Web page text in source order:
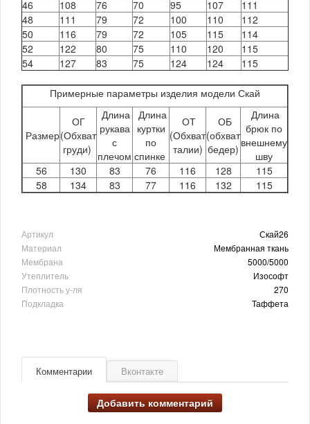
46
108 76 70 95 107
111
48
111 79 72 100 110
112
50
116 79 72 105 115
114
52
122 80 75 110 120
115
54
127 83 75 124 124 115
Примерные параметры изделия модели Скай
Размер
ОГ
(Обхват
груди)
Длина
рукава
с
плечом
Длина
куртки
по
спинке
ОТ
(Обхват
талии)
ОБ
(обхват
бедер)
Длина
брюк по
внешнему
шву
56
130 83 76 116 128
115
58
134 83 77 116 132 115
Артикул
Скай26
Материал
Мембранная ткань
Мембрана
5000/5000
Утеплитель
Изософт
Плотность у-ля
270
Подкладка
Таффета
Комментарии Вконтакте
Добавить комментарий